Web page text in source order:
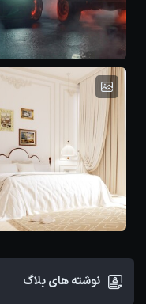
محمد میرسلیمی
آرتین زندنیا
نوشته های بلاگ